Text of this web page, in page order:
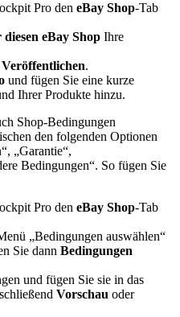
Pro den eBay Shop-Tab
diesen eBay Shop Ihre
Veröffentlichen.
und fügen Sie eine kurze
Ihrer Produkte hinzu.
Shop-Bedingungen
den folgenden Optionen
„Garantie“,
Bedingungen“. So fügen Sie
Pro den eBay Shop-Tab
„Bedingungen auswählen“
Sie dann Bedingungen
und fügen Sie sie in das
Vorschau oder